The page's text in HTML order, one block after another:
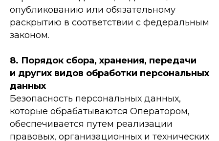
опубликованию или обязательному
раскрытию в соответствии с федеральным
законом.
8. Порядок сбора, хранения, передачи
и других видов обработки персональных
данных
Безопасность персональных данных,
которые обрабатываются Оператором,
обеспечивается путем реализации
правовых, организационных и технических